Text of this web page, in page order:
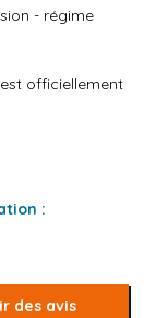
- régime
officiellement
:
des avis